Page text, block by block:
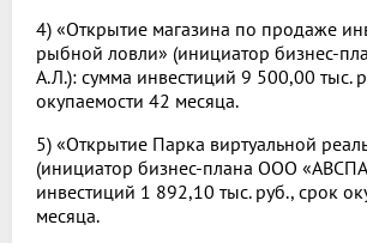
4) «Открытие магазина по продаже
рыбной ловли» (инициатор бизнес-
А.Л.): сумма инвестиций 9 500,00 тыс.
окупаемости 42 месяца.
5) «Открытие Парка виртуальной
(инициатор бизнес-плана ООО
инвестиций 1 892,10 тыс. руб., срок
месяца.